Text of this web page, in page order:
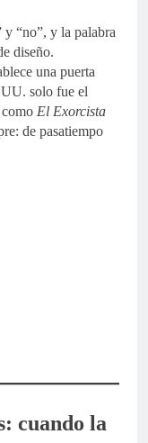
y “no”, y la palabra
diseño.
una puerta
solo fue el
El Exorcista
de pasatiempo
cuando la